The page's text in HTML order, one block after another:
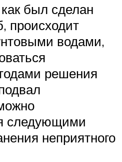
был сделан
происходит
водами,
решения
следующими
неприятного